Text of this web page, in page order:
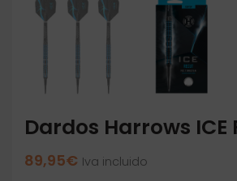
Dardos Harrows ICE
89,95€ Iva incluido